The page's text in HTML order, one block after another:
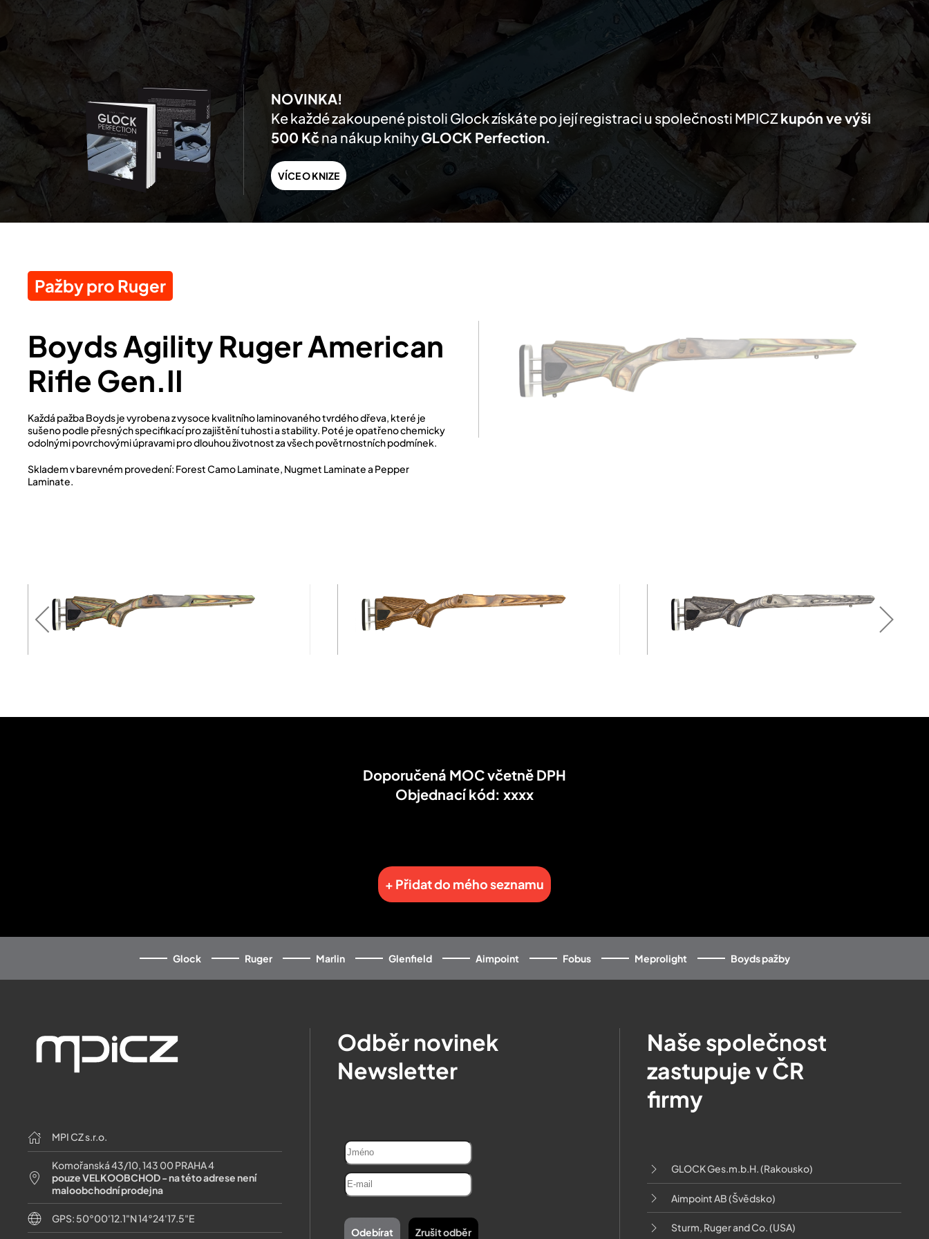
Skip to main content AKTUALITY PRODUKTY PRODEJCI KONTAKTY MŮJ SEZNAM PRO PARTNERY
NOVINKA!
Ke každé zakoupené pistoli Glock získáte po její registraci u společnosti MPICZkupón ve výši
500 Kčna nákup knihyGLOCK Perfection.
VÍCE O KNIZE
Pažby pro Ruger
Boyds Agility Ruger American
Rifle Gen.II
Každá pažba Boyds je vyrobena z vysoce kvalitního laminovaného tvrdého dřeva, které je
sušeno podle přesných specifikací pro zajištění tuhosti a stability. Poté je opatřeno chemicky
odolnými povrchovými úpravami pro dlouhou životnost za všech povětrnostních podmínek.
Skladem v barevném provedení: Forest Camo Laminate, Nugmet Laminate a Pepper
Laminate.
Doporučená MOC včetně DPH
Objednací kód: xxxx
+ Přidat do mého seznamu
Glock Ruger Marlin Glenfield Aimpoint Fobus Meprolight Boyds pažby
MPI CZ s.r.o.
Komořanská 43/10, 143 00 PRAHA 4
pouze VELKOOBCHOD - na této adrese není
maloobchodní prodejna
GPS: 50°00'12.1"N 14°24'17.5"E
Odběr novinek
Newsletter
Naše společnost
zastupuje v ČR
firmy
GLOCK Ges.m.b.H. (Rakousko)
Aimpoint AB (Švědsko)
Sturm, Ruger and Co. (USA)